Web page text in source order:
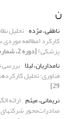
ن
ناطقی، مژده تحلیل
کارکرد (مطالعه
پزشکی)[دوره 2، شماره 3، 1403، صفحه 2-35]
نامداریان، لیلا بررسی
فناوری: تحلیل
29]
نریمانی، میثم ارائه
صادرات‌محور شرکتهای